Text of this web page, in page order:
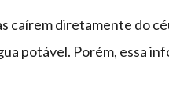
caírem diretamente do
potável. Porém, essa